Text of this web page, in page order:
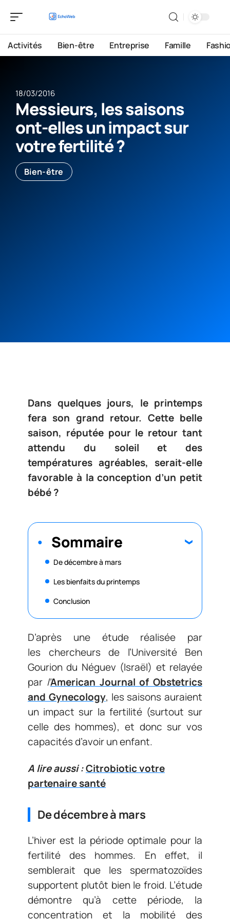
Activités Bien-être Entreprise Famille
18/03/2016
Messieurs, les saisons
ont-elles un impact sur
votre fertilité ?
Bien-être
Dans quelques jours, le printemps
fera son grand retour. Cette belle
saison, réputée pour le retour tant
attendu du soleil et des
températures agréables, serait-elle
favorable à la conception d’un petit
bébé ?
Sommaire
De décembre à mars
Les bienfaits du printemps
Conclusion
D’après une étude réalisée par
les chercheurs de l’Université Ben
Gourion du Néguev (Israël) et relayée
par l’American Journal of Obstetrics
and Gynecology, les saisons auraient
un impact sur la fertilité (surtout sur
celle des hommes), et donc sur vos
capacités d’avoir un enfant.
A lire aussi :Citrobiotic votre
partenaire santé
De décembre à mars
L’hiver est la période optimale pour la
fertilité des hommes. En effet, il
semblerait que les spermatozoïdes
supportent plutôt bien le froid. L’étude
démontre qu’à cette période, la
concentration et la mobilité des